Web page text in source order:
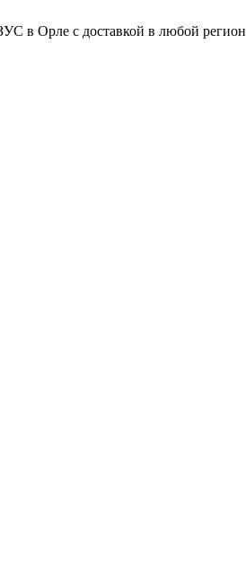
в Орле с доставкой в любой регион